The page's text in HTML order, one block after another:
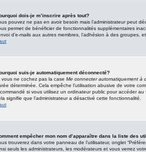
dois-je m’inscrire après tout?
pouvez ne pas en avoir besoin mais l’administrateur peut
permet de bénéficier de fonctionnalités supplémentaires
d’e-mails aux autres membres, l’adhésion à des groupes,
suis-je automatiquement déconnecté?
vous ne cochez pas la case Me connecter automatiquement à
déterminée. Cela empêche l’utilisation abusive de votre
si vous utilisez un ordinateur public pour accéder
signifie que l’administrateur a désactivé cette fonctionnalité.
empêcher mon nom d’apparaître dans la liste des
trouverez dans votre panneau de l’utilisateur, onglet
seuls les administrateurs, les modérateurs et vous verrez